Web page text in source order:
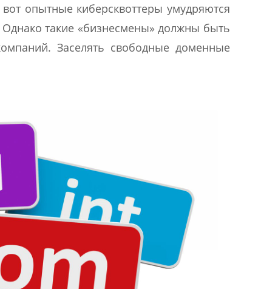
опытные киберсквоттеры умудряются
такие «бизнесмены» должны быть
Заселять свободные доменные